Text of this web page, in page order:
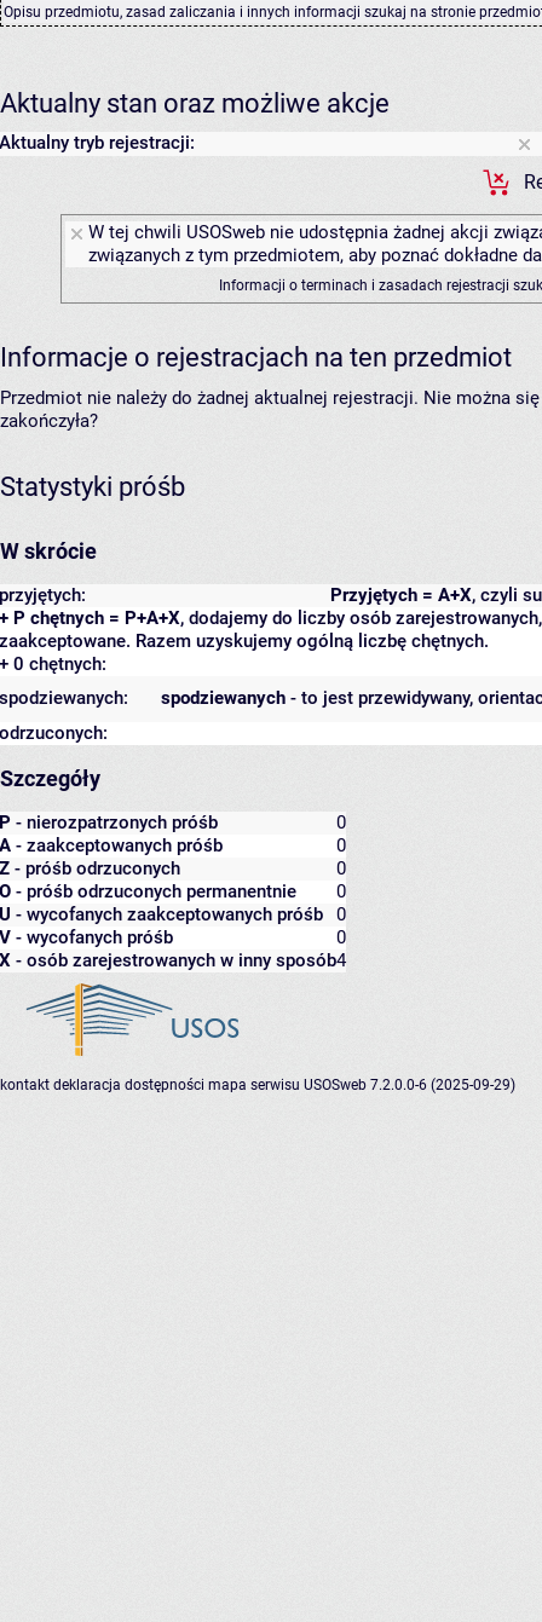
Opisu przedmiotu, zasad zaliczania i innych informacji szukaj na stronie
Aktualny stan oraz możliwe akcje
Aktualny tryb rejestracji:
W tej chwili USOSweb nie udostępnia żadnej akcji
związanych z tym przedmiotem, aby poznać dokładne
Informacji o terminach i zasadach rejestracji
Informacje o rejestracjach na ten przedmiot
Przedmiot nie należy do żadnej aktualnej rejestracji. Nie można
zakończyła?
Statystyki próśb
W skrócie
Przyjętych = A+X, czyli
przyjętych:
+ P chętnych = P+A+X, dodajemy do liczby osób
zaakceptowane. Razem uzyskujemy ogólną liczbę chętnych.
+ 0 chętnych:
spodziewanych - to jest przewidywany,
spodziewanych:
odrzuconych:
Szczegóły
P - nierozpatrzonych próśb
0
A - zaakceptowanych próśb
0
Z - próśb odrzuconych
0
O - próśb odrzuconych permanentnie
0
U - wycofanych zaakceptowanych próśb
0
V - wycofanych próśb
0
X - osób zarejestrowanych w inny sposób4
kontakt deklaracja dostępności mapa serwisu USOSweb 7.2.0.0-6 (2025-09-29)